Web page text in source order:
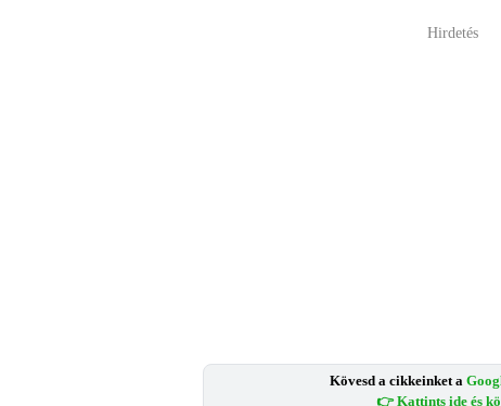
Hirdetés
Kövesd a cikkeinket a
👉 Kattints ide és